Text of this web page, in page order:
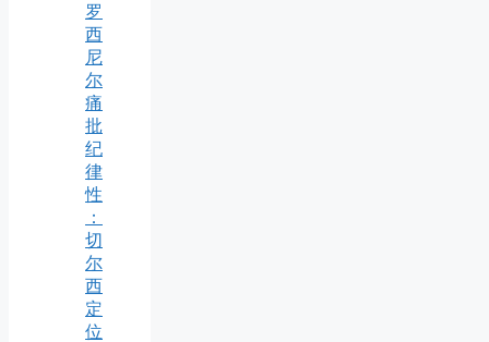
罗
西
尼
尔
痛
批
纪
律
性
：
切
尔
西
定
位